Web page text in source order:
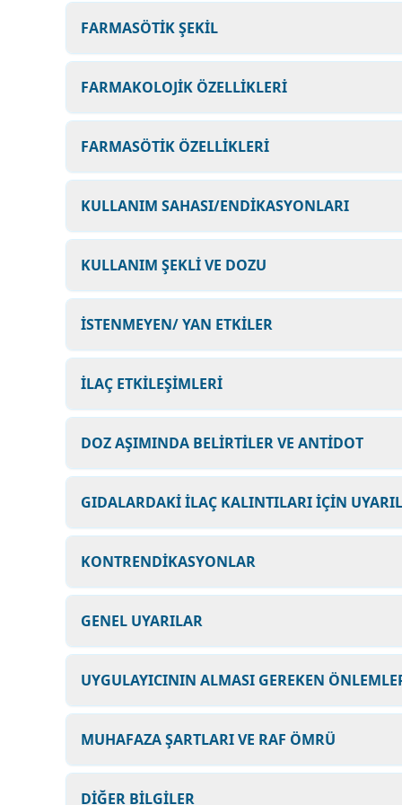
FARMASÖTİK ŞEKİL
FARMAKOLOJİK ÖZELLİKLERİ
FARMASÖTİK ÖZELLİKLERİ
KULLANIM SAHASI/ENDİKASYONLARI
KULLANIM ŞEKLİ VE DOZU
İSTENMEYEN/ YAN ETKİLER
İLAÇ ETKİLEŞİMLERİ
DOZ AŞIMINDA BELİRTİLER VE ANTİDOT
GIDALARDAKİ İLAÇ KALINTILARI İÇİN
KONTRENDİKASYONLAR
GENEL UYARILAR
UYGULAYICININ ALMASI GEREKEN
MUHAFAZA ŞARTLARI VE RAF ÖMRÜ
DİĞER BİLGİLER